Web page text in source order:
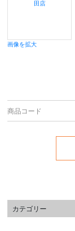
画像を拡大
商品コード
カテゴリー